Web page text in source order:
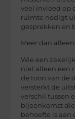
veel invloed op
ruimte nodigt
gesprekken en
Meer dan
Wie een
niet alleen een
de toon van de
versterkt de
verschil tussen
bijeenkomst
behoefte is aan